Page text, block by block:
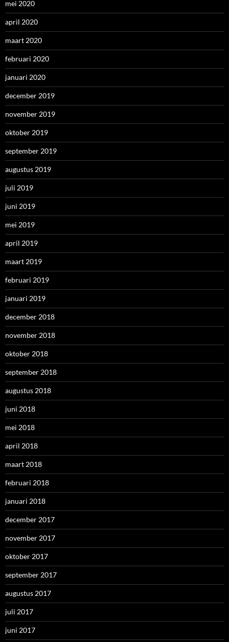
mei 2020
april 2020
maart 2020
februari 2020
januari 2020
december 2019
november 2019
oktober 2019
september 2019
augustus 2019
juli 2019
juni 2019
mei 2019
april 2019
maart 2019
februari 2019
januari 2019
december 2018
november 2018
oktober 2018
september 2018
augustus 2018
juni 2018
mei 2018
april 2018
maart 2018
februari 2018
januari 2018
december 2017
november 2017
oktober 2017
september 2017
augustus 2017
juli 2017
juni 2017